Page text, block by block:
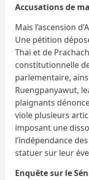
Accusations de
Mais l’ascension
Une pétition
Thai et de
constitutionnelle
parlementaire,
Ruengpanyawut,
plaignants
viole plusieurs
imposant une
l’indépendance
statuer sur leur
Enquête sur le